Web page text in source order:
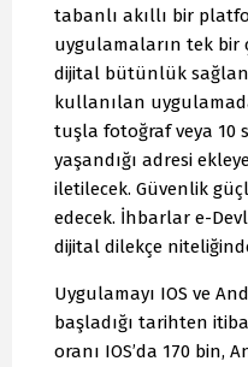
tabanlı akıllı bir
uygulamaların tek bir
dijital bütünlük
kullanılan
tuşla fotoğraf veya 10
yaşandığı adresi
iletilecek. Güvenlik
edecek. İhbarlar e-
dijital dilekçe
Uygulamayı IOS ve
başladığı tarihten
oranı IOS’da 170 bin,